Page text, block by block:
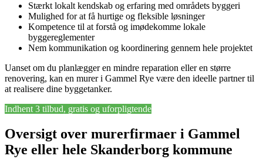
Stærkt lokalt kendskab og erfaring med områdets byggeri
Mulighed for at få hurtige og fleksible løsninger
Kompetence til at forstå og imødekomme lokale
byggereglementer
Nem kommunikation og koordinering gennem hele projektet
Uanset om du planlægger en mindre reparation eller en større
renovering, kan en murer i Gammel Rye være den ideelle partner til
at realisere dine byggetanker.
Indhent 3 tilbud, gratis og uforpligtende
Oversigt over murerfirmaer i Gammel
Rye eller hele Skanderborg kommune